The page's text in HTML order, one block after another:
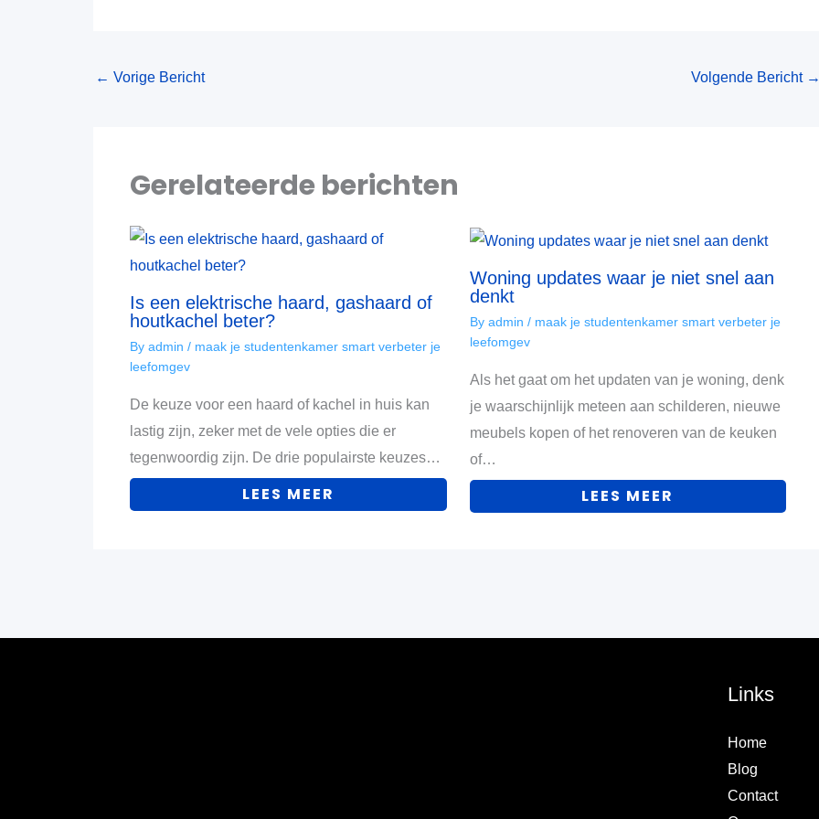
← Vorige Bericht Volgende Bericht
Gerelateerde berichten
Is een elektrische haard, gashaard of
houtkachel beter?
By admin / maak je studentenkamer smart verbeter je
leefomgev
De keuze voor een haard of kachel in huis kan
lastig zijn, zeker met de vele opties die er
tegenwoordig zijn. De drie populairste keuzes…
LEES MEER
Woning updates waar je niet snel aan
denkt
By admin / maak je studentenkamer smart verbeter je
leefomgev
Als het gaat om het updaten van je woning, denk
je waarschijnlijk meteen aan schilderen, nieuwe
meubels kopen of het renoveren van de keuken
of…
LEES MEER
Links
Home
Blog
Contact